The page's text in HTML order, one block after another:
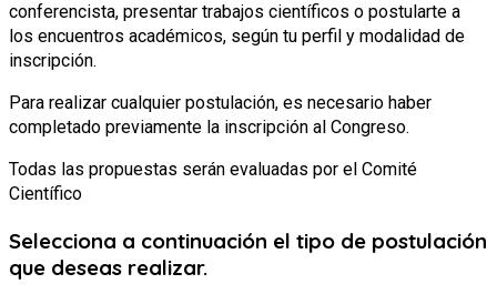
conferencista, presentar trabajos científicos o postularte a
los encuentros académicos, según tu perfil y modalidad de
inscripción.
Para realizar cualquier postulación, es necesario haber
completado previamente la inscripción al Congreso.
Todas las propuestas serán evaluadas por el Comité
Científico
Selecciona a continuación el tipo de postulación
que deseas realizar.